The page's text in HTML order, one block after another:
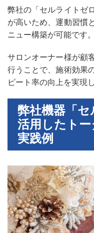
弊社の「セルライトゼ
が高いため、運動習慣
ニュー構築が可能です。
サロンオーナー様が顧
行うことで、施術効果
ピート率の向上を実現
弊社機器「
活用したト
実践例